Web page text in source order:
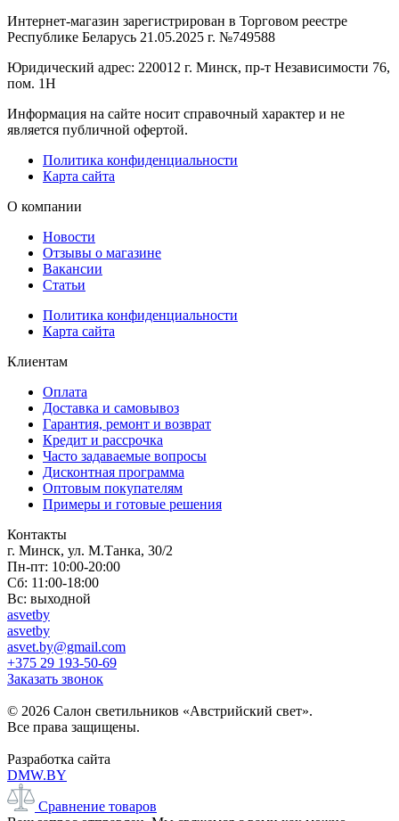
Интернет-магазин зарегистрирован в Торговом реестре
Республике Беларусь 21.05.2025 г. №749588
Юридический адрес: 220012 г. Минск, пр-т Независимости 76,
пом. 1Н
Информация на сайте носит справочный характер и не
является публичной офертой.
Политика конфиденциальности
Карта сайта
О компании
Новости
Отзывы о магазине
Вакансии
Статьи
Политика конфиденциальности
Карта сайта
Клиентам
Оплата
Доставка и самовывоз
Гарантия, ремонт и возврат
Кредит и рассрочка
Часто задаваемые вопросы
Дисконтная программа
Оптовым покупателям
Примеры и готовые решения
Контакты
г. Минск, ул. М.Танка, 30/2
Пн-пт: 10:00-20:00
Сб: 11:00-18:00
Вс: выходной
asvetby
asvetby
asvet.by@gmail.com
+375 29 193-50-69
Заказать звонок
© 2026 Салон светильников «Австрийский свет».
Все права защищены.
Разработка сайта
DMW.BY
Сравнение товаров